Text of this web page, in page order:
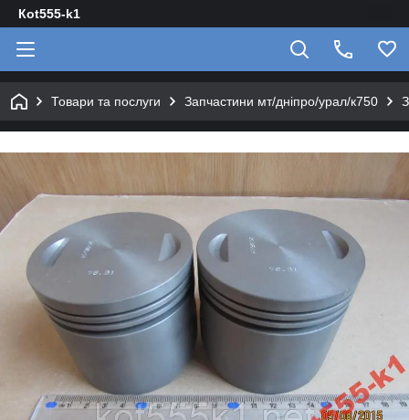
Кot555-k1
Товари та послуги Запчастини мт/дніпро/урал/к750